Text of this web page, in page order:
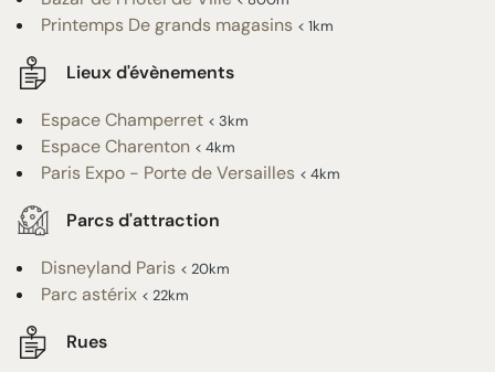
Printemps De grands magasins < 1km
Lieux d'évènements
Espace Champerret < 3km
Espace Charenton < 4km
Paris Expo - Porte de Versailles < 4km
Parcs d'attraction
Disneyland Paris < 20km
Parc astérix < 22km
Rues